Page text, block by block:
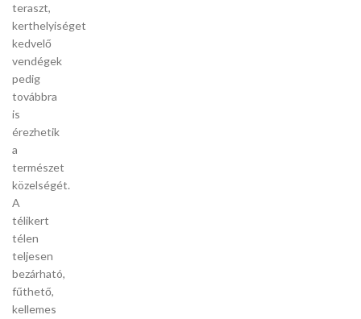
teraszt,
kerthelyiséget
kedvelő
vendégek
pedig
továbbra
is
érezhetik
a
természet
közelségét.
A
télikert
télen
teljesen
bezárható,
fűthető,
kellemes